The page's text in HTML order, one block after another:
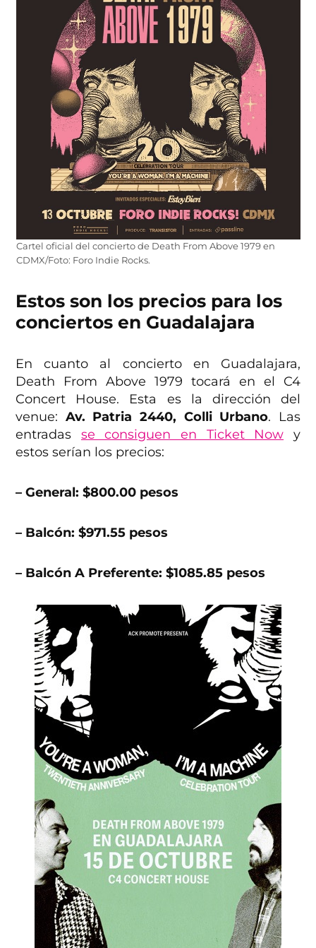
Cartel oficial del concierto de Death From Above 1979 en
CDMX/Foto: Foro Indie Rocks.
Estos son los precios para los
conciertos en Guadalajara
En cuanto al concierto en Guadalajara,
Death From Above 1979 tocará en el C4
Concert House. Esta es la dirección del
venue: Av. Patria 2440, Colli Urbano. Las
entradas se consiguen en Ticket Now y
estos serían los precios:
– General: $800.00 pesos
– Balcón: $971.55 pesos
– Balcón A Preferente: $1085.85 pesos